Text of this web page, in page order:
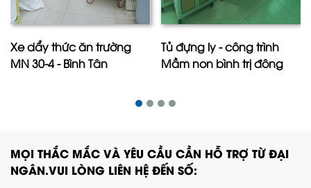
Xe dẩy thức ăn trường
MN 30-4 - Bình Tân
Tủ đựng ly - công trình
Mầm non bình trị đông
MỌI THẮC MẮC VÀ YÊU CẦU CẦN HỖ TRỢ TỪ ĐẠI
NGÂN.VUI LÒNG LIÊN HỆ ĐẾN SỐ: